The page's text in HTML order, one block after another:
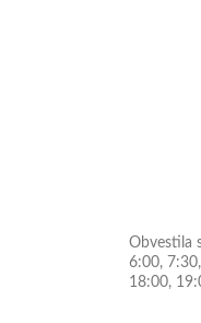
Obvestila
6:00,
18:00,